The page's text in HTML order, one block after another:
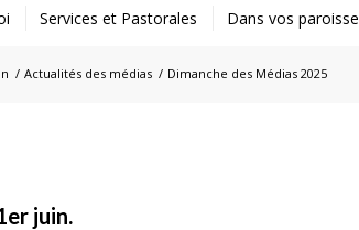
/ Actualités des médias / Dimanche des Médias 2025
Services et Pastorales Dans vos
juin.